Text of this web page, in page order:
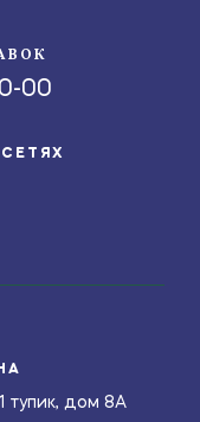
00
тупик, дом 8А